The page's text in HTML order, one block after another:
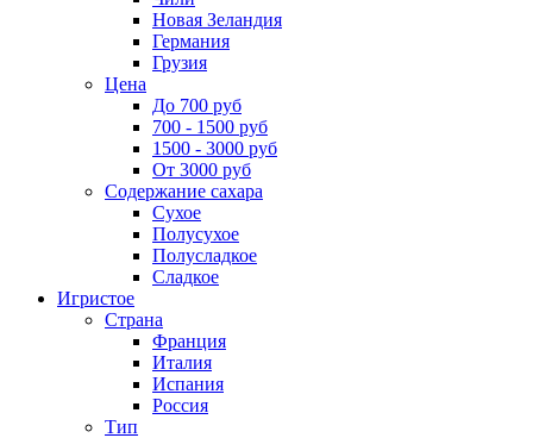
Новая Зеландия
Германия
Грузия
Цена
До 700 руб
700 - 1500 руб
1500 - 3000 руб
От 3000 руб
Содержание сахара
Сухое
Полусухое
Полусладкое
Сладкое
Игристое
Страна
Франция
Италия
Испания
Россия
Тип